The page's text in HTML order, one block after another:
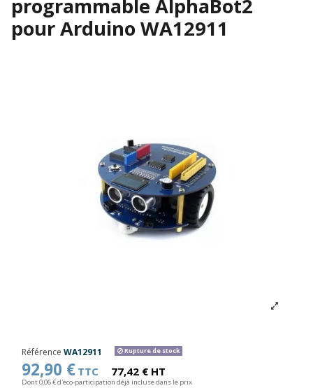
programmable AlphaBot2
pour Arduino WA12911
Référence WA12911 Rupture de stock
92,90 € TTC 77,42 € HT
Dont 0,06 € d'eco-participation déjà incluse dans le prix